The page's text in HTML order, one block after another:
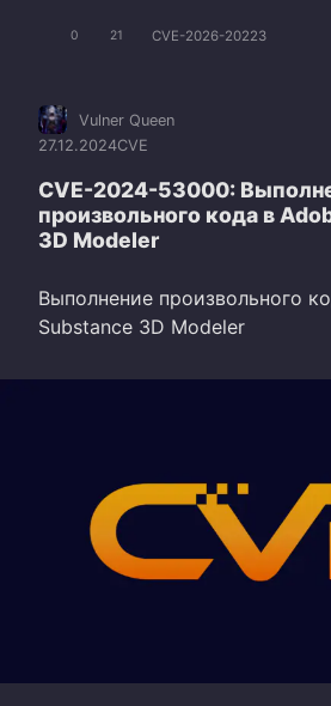
0 21 CVE-2026-20223
Vulner Queen
27.12.2024CVE
CVE-2024-53000:
произвольного кода в
3D Modeler
Выполнение произвольного
Substance 3D Modeler